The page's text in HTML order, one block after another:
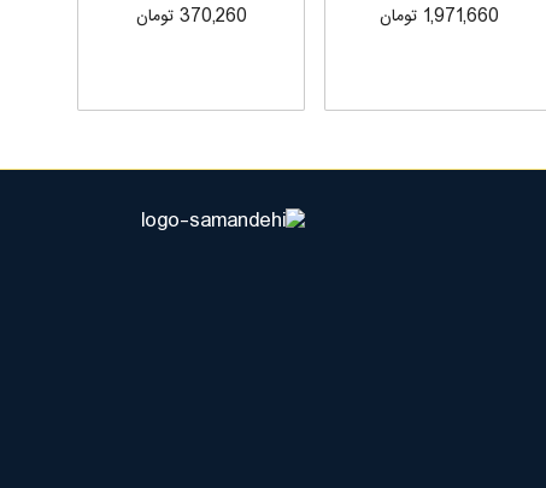
1,971,660 تومان 370,260 تومان